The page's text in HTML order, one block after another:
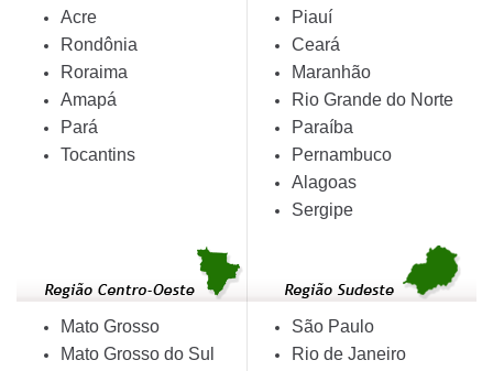
Acre
Rondônia
Roraima
Amapá
Pará
Tocantins
Piauí
Ceará
Maranhão
Rio Grande do Norte
Paraíba
Pernambuco
Alagoas
Sergipe
Mato Grosso
Mato Grosso do Sul
São Paulo
Rio de Janeiro